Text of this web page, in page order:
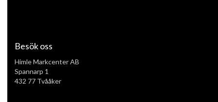
Besök oss
Himle Markcenter AB
Spannarp 1
432 77 Tvååker